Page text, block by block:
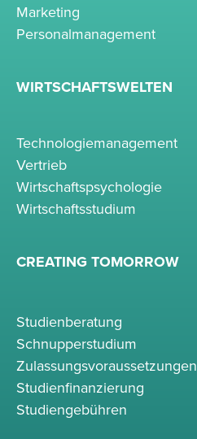
Marketing
Personalmanagement
WIRTSCHAFTSWELTEN
Technologiemanagement
Vertrieb
Wirtschaftspsychologie
Wirtschaftsstudium
CREATING TOMORROW
Studienberatung
Schnupperstudium
Zulassungsvoraussetzungen
Studienfinanzierung
Studiengebühren